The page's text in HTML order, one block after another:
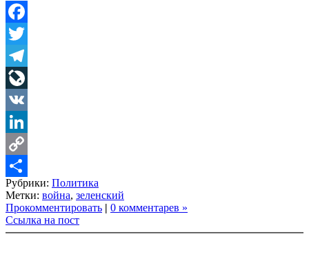
Facebook
Twitter
Telegram
LiveJournal
VK
LinkedIn
Copy
Link
Share
Рубрики: Политика
Метки: война, зеленский
Прокомментировать | 0 комментарев »
Ссылка на пост